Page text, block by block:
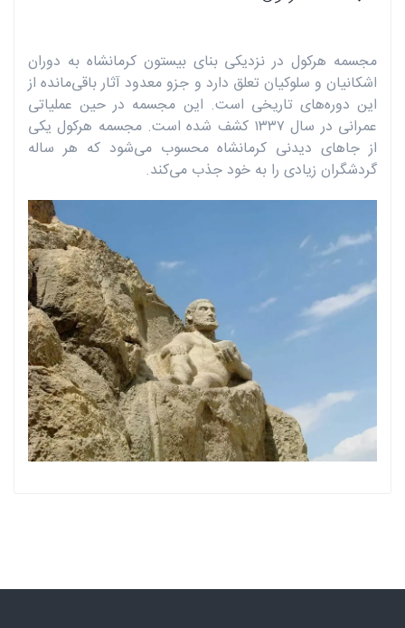
مجسمه هرکول در نزدیکی بنای بیستون کرمانشاه به دوران
اشکانیان و سلوکیان تعلق دارد و جزو معدود آثار باقی‌مانده از
این دوره‌های تاریخی است. این مجسمه در حین عملیاتی
عمرانی در سال ۱۳۳۷ کشف شده است. مجسمه هرکول یکی
از جاهای دیدنی کرمانشاه محسوب می‌شود که هر ساله
گردشگران زیادی را به خود جذب می‌کند.